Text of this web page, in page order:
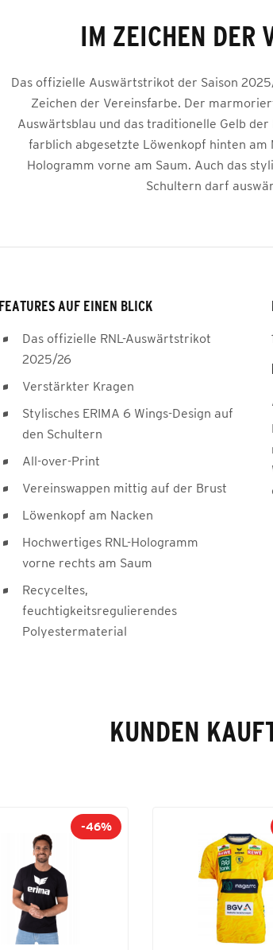
IM ZEICHEN DER
Das offizielle Auswärtstrikot der Saison
Zeichen der Vereinsfarbe. Der
Auswärtsblau und das traditionelle Gelb
farblich abgesetzte Löwenkopf hinten am
Hologramm vorne am Saum. Auch das
Schultern darf
FEATURES AUF EINEN BLICK
Das offizielle RNL-Auswärtstrikot
2025/26
Verstärkter Kragen
Stylisches ERIMA 6 Wings-Design auf
den Schultern
All-over-Print
Vereinswappen mittig auf der Brust
Löwenkopf am Nacken
Hochwertiges RNL-Hologramm
vorne rechts am Saum
Recyceltes,
feuchtigkeitsregulierendes
Polyestermaterial
KUNDEN
-46%